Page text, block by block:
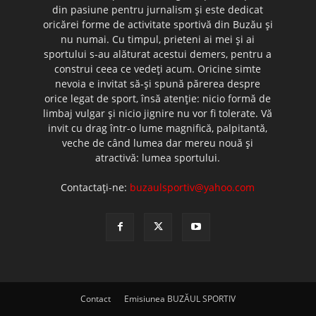
din pasiune pentru jurnalism şi este dedicat
oricărei forme de activitate sportivă din Buzău şi
nu numai. Cu timpul, prieteni ai mei şi ai
sportului s-au alăturat acestui demers, pentru a
construi ceea ce vedeţi acum. Oricine simte
nevoia e invitat să-şi spună părerea despre
orice legat de sport, însă atenţie: nicio formă de
limbaj vulgar şi nicio jignire nu vor fi tolerate. Vă
invit cu drag într-o lume magnifică, palpitantă,
veche de când lumea dar mereu nouă şi
atractivă: lumea sportului.
Contactați-ne: buzaulsportiv@yahoo.com
Contact Emisiunea BUZĂUL SPORTIV